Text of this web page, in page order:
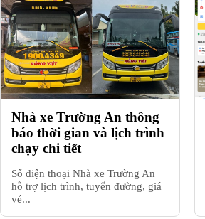
Nhà xe Trường An thông
báo thời gian và lịch trình
chạy chi tiết
Số điện thoại Nhà xe Trường An
hỗ trợ lịch trình, tuyến đường, giá
vé...